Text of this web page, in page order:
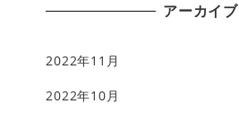
アーカイブ
2022年11月
2022年10月